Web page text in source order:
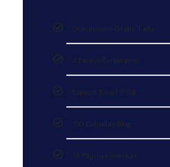
Dominio.com Gratis 1 año
5 Emails Corporativo
Espacio Email 2 GB
100 Entradas Blog
15 Páginas Internas